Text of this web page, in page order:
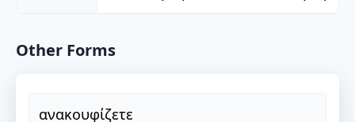
Other Forms
ανακουφίζετε